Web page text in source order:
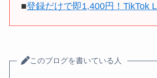
■登録だけで即1,400円！TikTok
このブログを書いている人